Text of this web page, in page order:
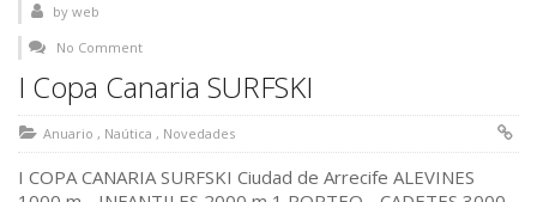
by web
No Comment
I Copa Canaria SURFSKI
Anuario , Naútica , Novedades
I COPA CANARIA SURFSKI Ciudad de Arrecife ALEVINES